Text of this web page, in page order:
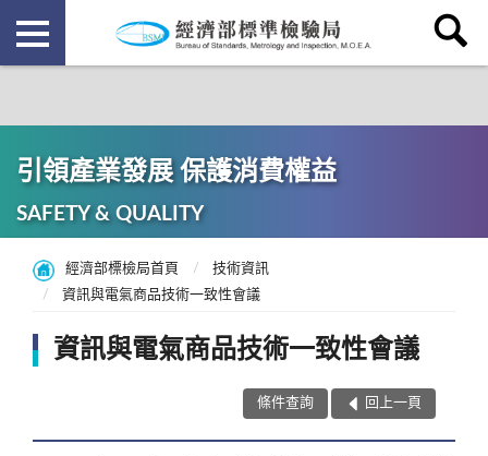
引領產業發展 保護消費權益
SAFETY & QUALITY
經濟部標檢局首頁
技術資訊
資訊與電氣商品技術一致性會議
資訊與電氣商品技術一致性會議
條件查詢 回上一頁